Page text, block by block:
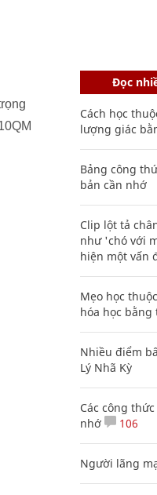
Đọc
Cách học
lượng giác
Bảng công
bản cần nhớ
Clip lột tả
như 'chó với
hiện một vấn
Mẹo học
hóa học bằng
Nhiều điểm
Lý Nhã Kỳ
Các công
nhớ
106
Người lãng